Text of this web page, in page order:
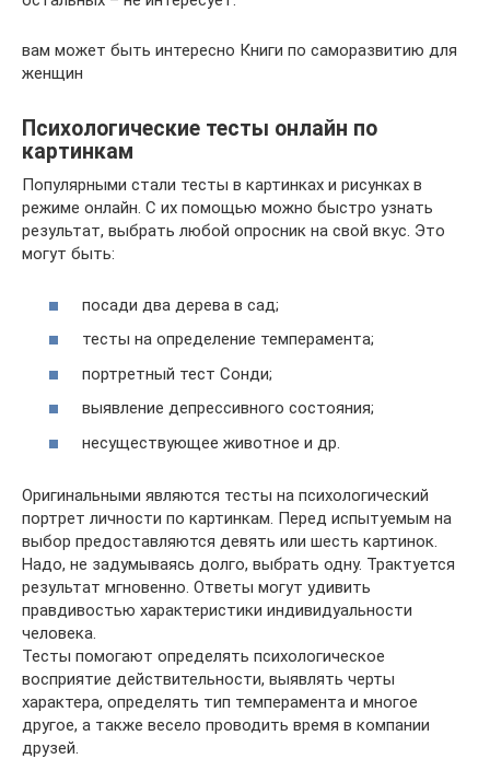
вам может быть интересно Книги по саморазвитию для
женщин
Психологические тесты онлайн по
картинкам
Популярными стали тесты в картинках и рисунках в
режиме онлайн. С их помощью можно быстро узнать
результат, выбрать любой опросник на свой вкус. Это
могут быть:
посади два дерева в сад;
тесты на определение темперамента;
портретный тест Сонди;
выявление депрессивного состояния;
несуществующее животное и др.
Оригинальными являются тесты на психологический
портрет личности по картинкам. Перед испытуемым на
выбор предоставляются девять или шесть картинок.
Надо, не задумываясь долго, выбрать одну. Трактуется
результат мгновенно. Ответы могут удивить
правдивостью характеристики индивидуальности
человека.
Тесты помогают определять психологическое
восприятие действительности, выявлять черты
характера, определять тип темперамента и многое
другое, а также весело проводить время в компании
друзей.